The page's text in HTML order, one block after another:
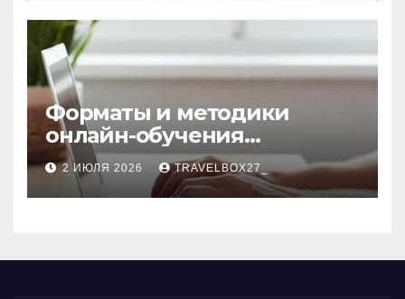
Форматы и методики
онлайн-обучения
современным профессиям
2 ИЮЛЯ 2026 TRAVELBOX27_